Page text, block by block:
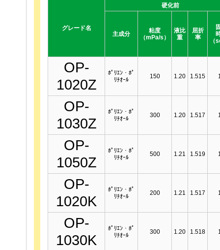
グレード名
硬化前
主成分
粘度
（mPa/s）
液比
重
屈折
率
（
OP-
1020Z
ﾎﾟﾘｴﾝ・ﾎﾟ
ﾘﾁｵｰﾙ
150 1.20 1.515
OP-
1030Z
ﾎﾟﾘｴﾝ・ﾎﾟ
ﾘﾁｵｰﾙ
300 1.20 1.517
OP-
1050Z
ﾎﾟﾘｴﾝ・ﾎﾟ
ﾘﾁｵｰﾙ
500 1.21 1.519
OP-
1020K
ﾎﾟﾘｴﾝ・ﾎﾟ
ﾘﾁｵｰﾙ
200 1.21 1.517
OP-
1030K
ﾎﾟﾘｴﾝ・ﾎﾟ
ﾘﾁｵｰﾙ
300 1.20 1.518